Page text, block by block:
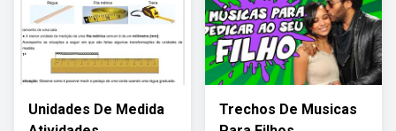
Unidades De Medida
Trechos De Musicas